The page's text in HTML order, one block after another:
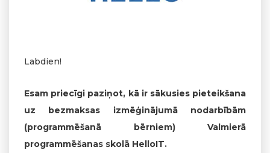
Labdien!
Esam priecīgi paziņot, kā ir sākusies pieteikšana
uz bezmaksas izmēģinājumā nodarbībām
(programmēšanā bērniem) Valmierā
programmēšanas skolā HelloIT.